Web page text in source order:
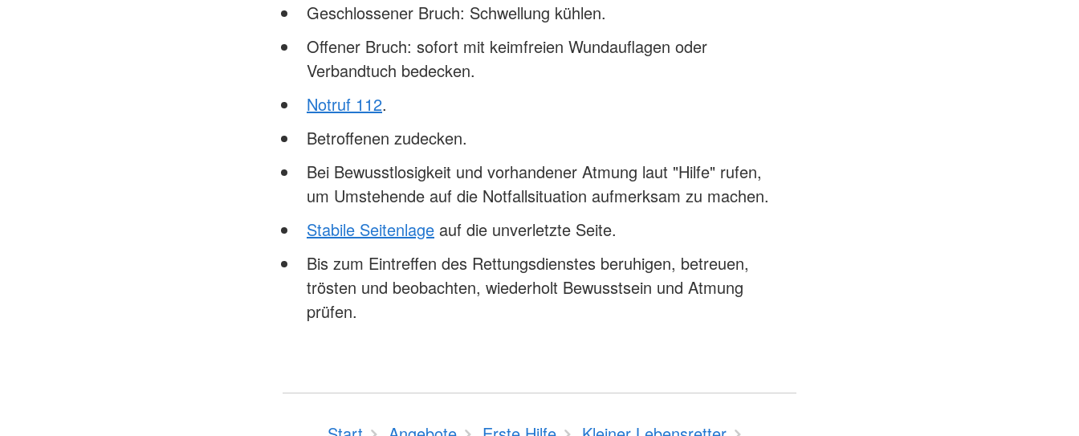
Geschlossener Bruch: Schwellung kühlen.
Offener Bruch: sofort mit keimfreien Wundauflagen oder
Verbandtuch bedecken.
Notruf 112.
Betroffenen zudecken.
Bei Bewusstlosigkeit und vorhandener Atmung laut "Hilfe" rufen,
um Umstehende auf die Notfallsituation aufmerksam zu machen.
Stabile Seitenlage auf die unverletzte Seite.
Bis zum Eintreffen des Rettungsdienstes beruhigen, betreuen,
trösten und beobachten, wiederholt Bewusstsein und Atmung
prüfen.